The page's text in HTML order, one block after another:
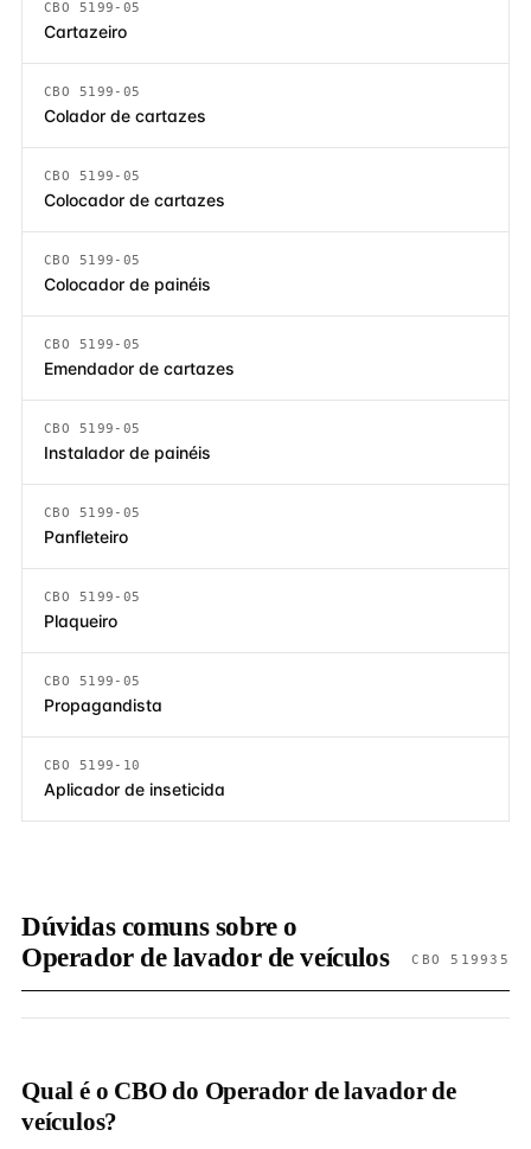
CBO 5199-05
Cartazeiro
CBO 5199-05
Colador de cartazes
CBO 5199-05
Colocador de cartazes
CBO 5199-05
Colocador de painéis
CBO 5199-05
Emendador de cartazes
CBO 5199-05
Instalador de painéis
CBO 5199-05
Panfleteiro
CBO 5199-05
Plaqueiro
CBO 5199-05
Propagandista
CBO 5199-10
Aplicador de inseticida
Dúvidas comuns sobre o
Operador de lavador de veículos
CBO 519935
Qual é o CBO do Operador de lavador de
veículos?